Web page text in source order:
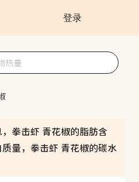
登录
拳击虾 青花椒的脂肪含
量，拳击虾 青花椒的碳水